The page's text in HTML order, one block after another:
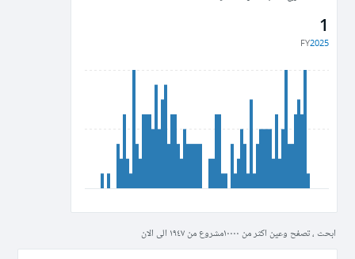
1
FY2025
ابحث ، تصفح وعين اكثر من ١٠٠٠٠مشروع من ١٩٤٧ الى الان